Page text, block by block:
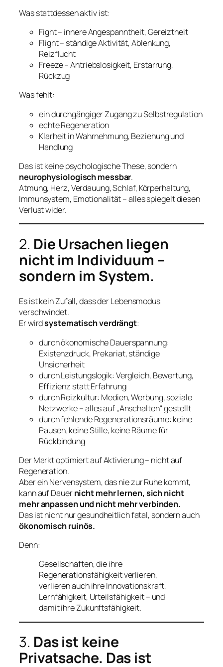
Was stattdessen aktiv ist:
Fight – innere Angespanntheit, Gereiztheit
Flight – ständige Aktivität, Ablenkung,
Reizflucht
Freeze – Antriebslosigkeit, Erstarrung,
Rückzug
Was fehlt:
ein durchgängiger Zugang zu Selbstregulation
echte Regeneration
Klarheit in Wahrnehmung, Beziehung und
Handlung
Das ist keine psychologische These, sondern
neurophysiologisch messbar.
Atmung, Herz, Verdauung, Schlaf, Körperhaltung,
Immunsystem, Emotionalität – alles spiegelt diesen
Verlust wider.
2. Die Ursachen liegen
nicht im Individuum –
sondern im System.
Es ist kein Zufall, dass der Lebensmodus
verschwindet.
Er wirdsystematisch verdrängt:
durch ökonomische Dauerspannung:
Existenzdruck, Prekariat, ständige
Unsicherheit
durch Leistungslogik: Vergleich, Bewertung,
Effizienz statt Erfahrung
durch Reizkultur: Medien, Werbung, soziale
Netzwerke – alles auf „Anschalten“ gestellt
durch fehlende Regenerationsräume: keine
Pausen, keine Stille, keine Räume für
Rückbindung
Der Markt optimiert auf Aktivierung – nicht auf
Regeneration.
Aber ein Nervensystem, das nie zur Ruhe kommt,
kann auf Dauernicht mehr lernen, sich nicht
mehr anpassen und nicht mehr verbinden.
Das ist nicht nur gesundheitlich fatal, sondern auch
ökonomisch ruinös.
Denn:
Gesellschaften, die ihre
Regenerationsfähigkeit verlieren,
verlieren auch ihre Innovationskraft,
Lernfähigkeit, Urteilsfähigkeit – und
damit ihre Zukunftsfähigkeit.
3. Das ist keine
Privatsache. Das ist